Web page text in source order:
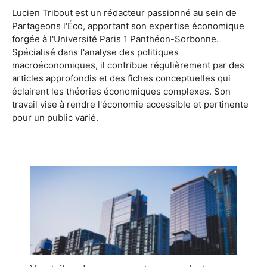
Lucien Tribout est un rédacteur passionné au sein de
Partageons l'Éco, apportant son expertise économique
forgée à l'Université Paris 1 Panthéon-Sorbonne.
Spécialisé dans l'analyse des politiques
macroéconomiques, il contribue régulièrement par des
articles approfondis et des fiches conceptuelles qui
éclairent les théories économiques complexes. Son
travail vise à rendre l'économie accessible et pertinente
pour un public varié.